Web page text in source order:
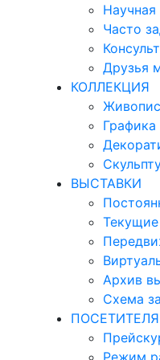
Научная
Часто
Друзья
КОЛЛЕКЦИЯ
Графика
ВЫСТАВКИ
Архив
Схема
Режим